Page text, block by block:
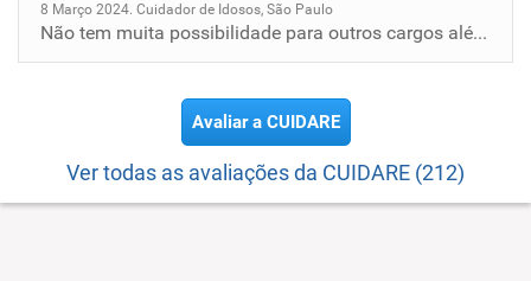
8 Março 2024. Cuidador de Idosos, São Paulo
Não tem muita possibilidade para outros cargos além de cuidadora, no geral bom para trabalhar
Avaliar a CUIDARE
Ver todas as avaliações da CUIDARE (212)